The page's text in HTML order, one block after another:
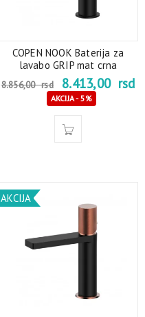
COPEN NOOK Baterija za
lavabo GRIP mat crna
8.856,00rsd 8.413,00 rsd
AKCIJA - 5%
AKCIJA